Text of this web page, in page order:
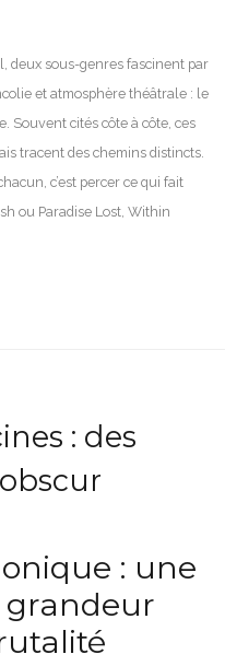
deux sous-genres fascinent par
et atmosphère théâtrale : le
Souvent cités côte à côte, ces
tracent des chemins distincts.
c’est percer ce qui fait
ou Paradise Lost, Within
: des
: une